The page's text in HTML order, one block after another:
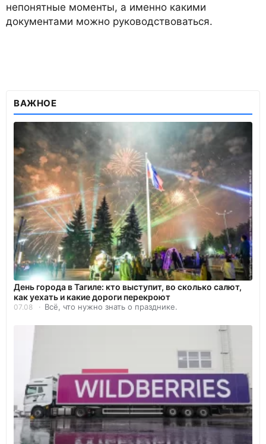
непонятные моменты, а именно какими
документами можно руководствоваться.
ВАЖНОЕ
День города в Тагиле: кто выступит, во сколько салют,
как уехать и какие дороги перекроют
07.08 Всё, что нужно знать о празднике.